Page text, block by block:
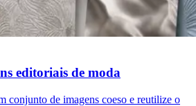
editoriais de moda
conjunto de imagens coeso e reutilize o